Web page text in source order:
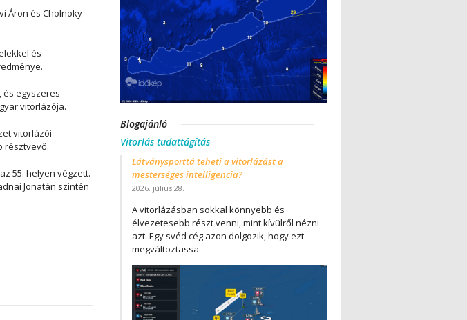
Áron és Cholnoky
és
és egyszeres
vitorlázója.
vitorlázói
résztvevő.
55. helyen végzett.
Jonatán szintén
Blogajánló
Vitorlás tudattágítás
Látványsporttá teheti a vitorlázást a
mesterséges intelligencia?
2026. július 28.
A vitorlázásban sokkal könnyebb és
élvezetesebb részt venni, mint kívülről nézni
azt. Egy svéd cég azon dolgozik, hogy ezt
megváltoztassa.